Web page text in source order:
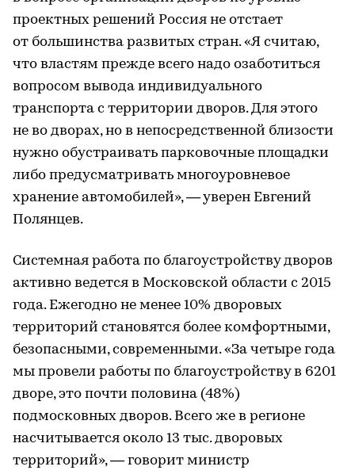
проектных решений Россия не отстает
от большинства развитых стран. «Я считаю,
что властям прежде всего надо озаботиться
вопросом вывода индивидуального
транспорта с территории дворов. Для этого
не во дворах, но в непосредственной близости
нужно обустраивать парковочные площадки
либо предусматривать многоуровневое
хранение автомобилей», — уверен Евгений
Полянцев.
Системная работа по благоустройству дворов
активно ведется в Московской области с 2015
года. Ежегодно не менее 10% дворовых
территорий становятся более комфортными,
безопасными, современными. «За четыре года
мы провели работы по благоустройству в 6201
дворе, это почти половина (48%)
подмосковных дворов. Всего же в регионе
насчитывается около 13 тыс. дворовых
территорий», — говорит министр